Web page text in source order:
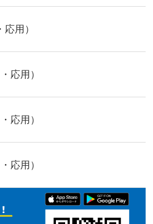
応用 ）
応用 ）
応用 ）
応用 ）